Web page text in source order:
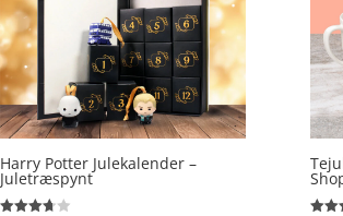
Harry Potter Julekalender –
Juletræspynt